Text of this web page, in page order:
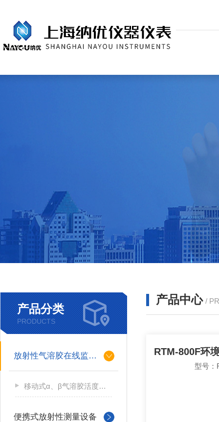
产品分类
PRODUCTS
放射性气溶胶在线监测仪
移动式α、β气溶胶活度测量仪
便携式放射性测量设备
产品中心 /
型号：